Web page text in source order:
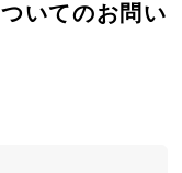
いてのお問い